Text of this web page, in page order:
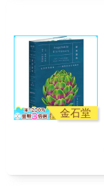
金石堂